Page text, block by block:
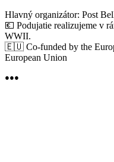
Hlavný organizátor: Post
💶 Podujatie realizujeme v
WWII.
🇪🇺 Co-funded by the
European Union
●●●